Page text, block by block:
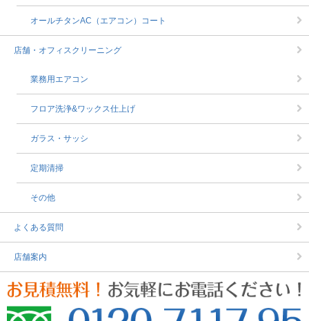
オールチタンAC（エアコン）コート
店舗・オフィスクリーニング
業務用エアコン
フロア洗浄&ワックス仕上げ
ガラス・サッシ
定期清掃
その他
よくある質問
店舗案内